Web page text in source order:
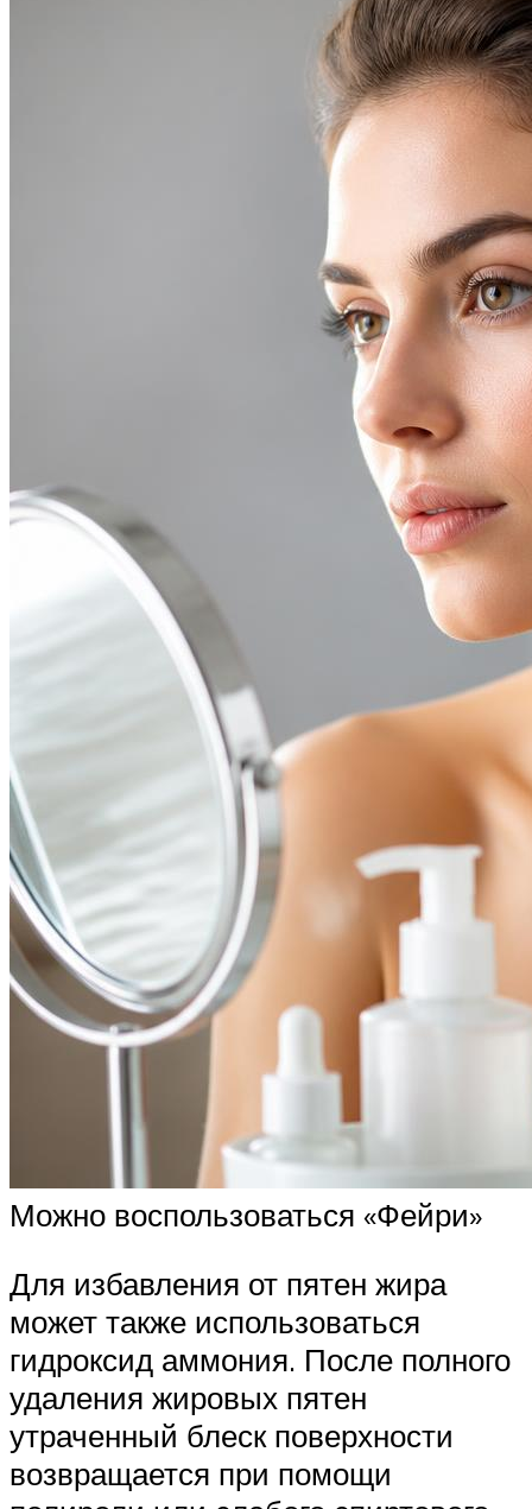
Можно воспользоваться «Фейри»
Для избавления от пятен жира
может также использоваться
гидроксид аммония. После полного
удаления жировых пятен
утраченный блеск поверхности
возвращается при помощи